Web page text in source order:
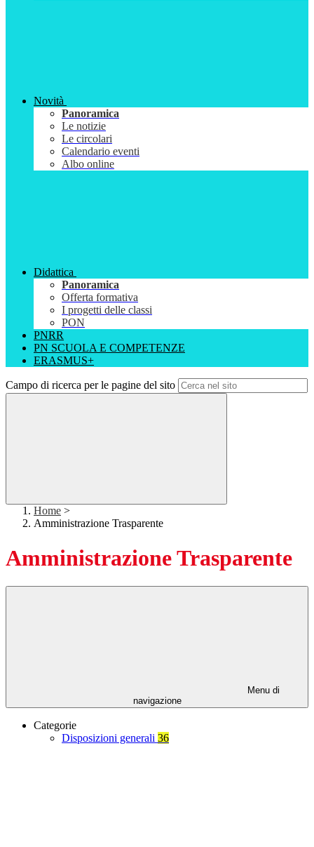
Novità
Panoramica
Le notizie
Le circolari
Calendario eventi
Albo online
Didattica
Panoramica
Offerta formativa
I progetti delle classi
PON
PNRR
PN SCUOLA E COMPETENZE
ERASMUS+
Campo di ricerca per le pagine del sito
Home >
Amministrazione Trasparente
Amministrazione Trasparente
Menu di
navigazione
Categorie
Disposizioni generali 36